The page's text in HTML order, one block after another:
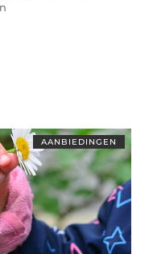
AANBIEDINGEN